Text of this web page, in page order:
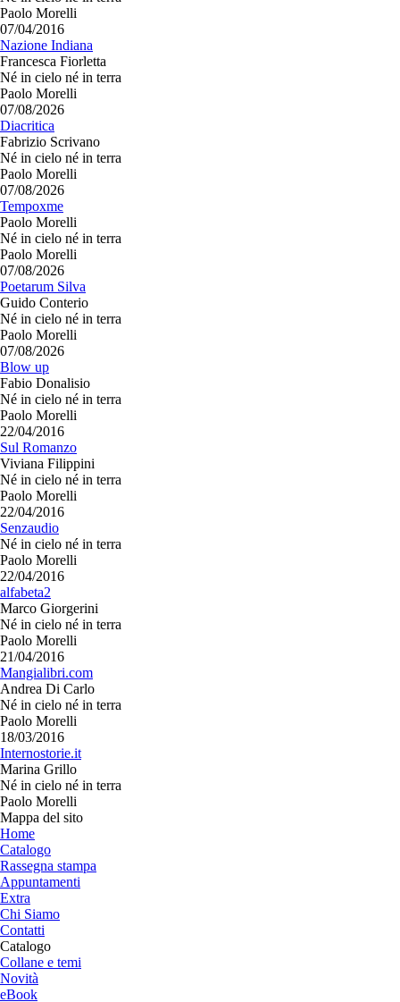
Paolo Morelli
07/04/2016
Nazione Indiana
Francesca Fiorletta
Né in cielo né in terra
Paolo Morelli
07/08/2026
Diacritica
Fabrizio Scrivano
Né in cielo né in terra
Paolo Morelli
07/08/2026
Tempoxme
Paolo Morelli
Né in cielo né in terra
Paolo Morelli
07/08/2026
Poetarum Silva
Guido Conterio
Né in cielo né in terra
Paolo Morelli
07/08/2026
Blow up
Fabio Donalisio
Né in cielo né in terra
Paolo Morelli
22/04/2016
Sul Romanzo
Viviana Filippini
Né in cielo né in terra
Paolo Morelli
22/04/2016
Senzaudio
Né in cielo né in terra
Paolo Morelli
22/04/2016
alfabeta2
Marco Giorgerini
Né in cielo né in terra
Paolo Morelli
21/04/2016
Mangialibri.com
Andrea Di Carlo
Né in cielo né in terra
Paolo Morelli
18/03/2016
Internostorie.it
Marina Grillo
Né in cielo né in terra
Paolo Morelli
Mappa del sito
Home
Catalogo
Rassegna stampa
Appuntamenti
Extra
Chi Siamo
Contatti
Catalogo
Collane e temi
Novità
eBook